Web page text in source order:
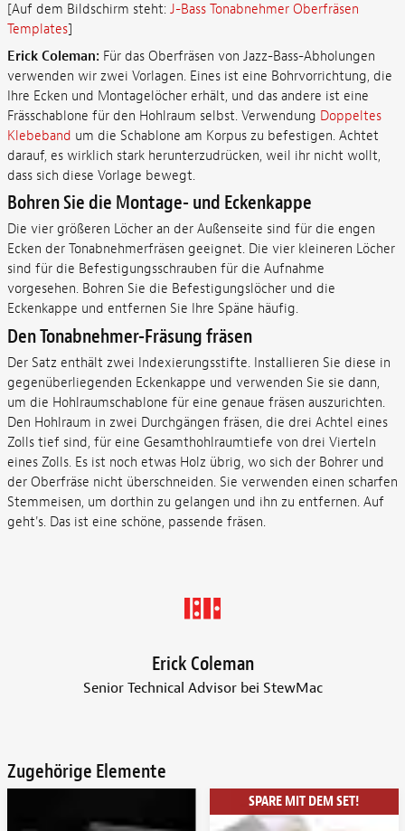
[Auf dem Bildschirm steht: J-Bass Tonabnehmer Oberfräsen
Templates]
Erick Coleman: Für das Oberfräsen von Jazz-Bass-Abholungen
verwenden wir zwei Vorlagen. Eines ist eine Bohrvorrichtung, die
Ihre Ecken und Montagelöcher erhält, und das andere ist eine
Frässchablone für den Hohlraum selbst. Verwendung Doppeltes
Klebeband um die Schablone am Korpus zu befestigen. Achtet
darauf, es wirklich stark herunterzudrücken, weil ihr nicht wollt,
dass sich diese Vorlage bewegt.
Bohren Sie die Montage- und Eckenkappe
Die vier größeren Löcher an der Außenseite sind für die engen
Ecken der Tonabnehmerfräsen geeignet. Die vier kleineren Löcher
sind für die Befestigungsschrauben für die Aufnahme
vorgesehen. Bohren Sie die Befestigungslöcher und die
Eckenkappe und entfernen Sie Ihre Späne häufig.
Den Tonabnehmer-Fräsung fräsen
Der Satz enthält zwei Indexierungsstifte. Installieren Sie diese in
gegenüberliegenden Eckenkappe und verwenden Sie sie dann,
um die Hohlraumschablone für eine genaue fräsen auszurichten.
Den Hohlraum in zwei Durchgängen fräsen, die drei Achtel eines
Zolls tief sind, für eine Gesamthohlraumtiefe von drei Vierteln
eines Zolls. Es ist noch etwas Holz übrig, wo sich der Bohrer und
der Oberfräse nicht überschneiden. Sie verwenden einen scharfen
Stemmeisen, um dorthin zu gelangen und ihn zu entfernen. Auf
geht's. Das ist eine schöne, passende fräsen.
Erick Coleman
Senior Technical Advisor bei StewMac
Zugehörige Elemente
SPARE MIT DEM SET!